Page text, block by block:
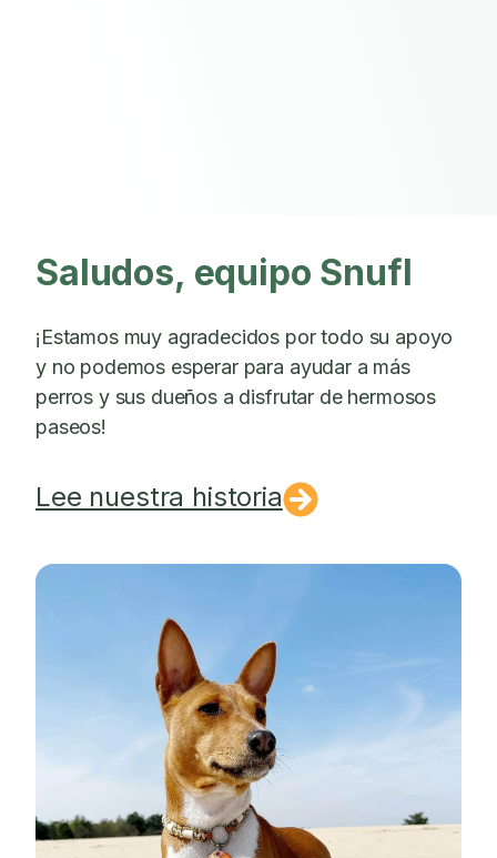
Saludos, equipo Snufl
¡Estamos muy agradecidos por todo su apoyo
y no podemos esperar para ayudar a más
perros y sus dueños a disfrutar de hermosos
paseos!
Lee nuestra historia